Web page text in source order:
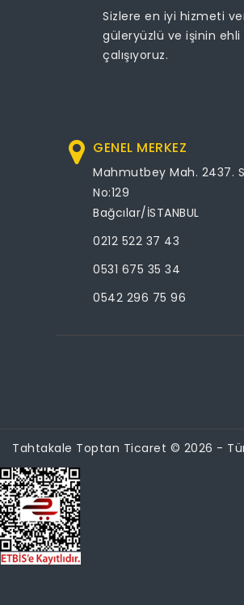
Sizlere en iyi hizmeti
güleryüzlü ve işinin
çalışıyoruz.
GENEL MERKEZ
Mahmutbey Mah. 2437.
No:129
Bağcılar/İSTANBUL
0212 522 37 43
0531 675 35 34
0542 296 75 96
Tahtakale Toptan Ticaret © 2026 - Tüm